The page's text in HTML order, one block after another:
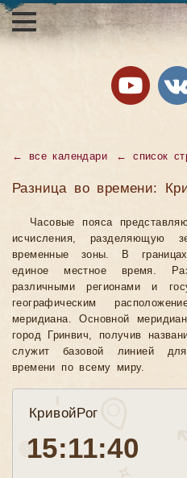
← все календари ←список
Разница во времени:
Часовые пояса
исчисления, разделяющую
временные зоны. В
единое местное время.
различными регионами и
географическим
меридиана. Основной
город Гринвич, получив
служит базовой линией
времени по всему миру.
КривойРог
15:11:42